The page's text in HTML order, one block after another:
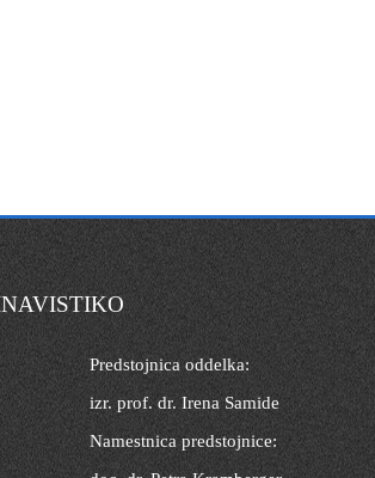
Predstojnica oddelka:
izr. prof. dr. Irena Samide
Namestnica predstojnice: